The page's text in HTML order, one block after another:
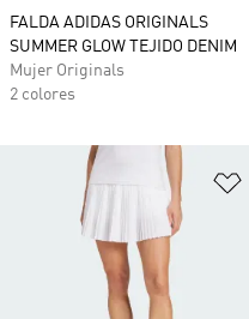
FALDA ADIDAS ORIGINALS
SUMMER GLOW TEJIDO DENIM
Mujer Originals
2 colores